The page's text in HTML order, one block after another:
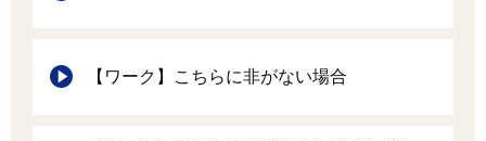
【ワーク】こちらに非がない場合